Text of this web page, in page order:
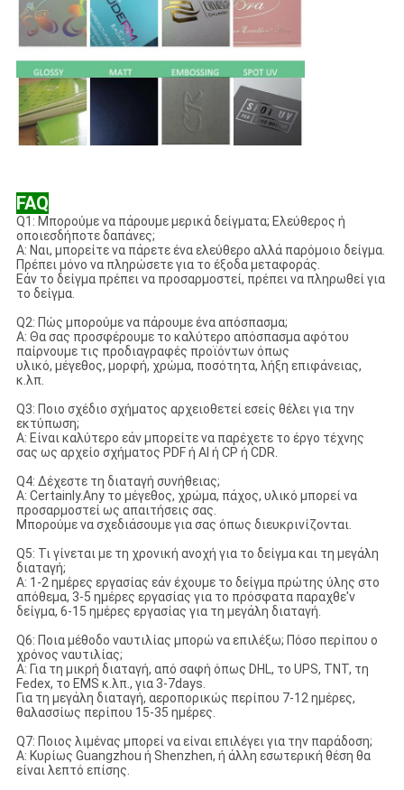
FAQ
Q1: Μπορούμε να πάρουμε μερικά δείγματα; Ελεύθερος ή
οποιεσδήποτε δαπάνες;
Α: Ναι, μπορείτε να πάρετε ένα ελεύθερο αλλά παρόμοιο δείγμα.
Πρέπει μόνο να πληρώσετε για το έξοδα μεταφοράς.
Εάν το δείγμα πρέπει να προσαρμοστεί, πρέπει να πληρωθεί για
το δείγμα.
Q2: Πώς μπορούμε να πάρουμε ένα απόσπασμα;
Α: Θα σας προσφέρουμε το καλύτερο απόσπασμα αφότου
παίρνουμε τις προδιαγραφές προϊόντων όπως
υλικό, μέγεθος, μορφή, χρώμα, ποσότητα, λήξη επιφάνειας,
κ.λπ.
Q3: Ποιο σχέδιο σχήματος αρχειοθετεί εσείς θέλει για την
εκτύπωση;
Α: Είναι καλύτερο εάν μπορείτε να παρέχετε το έργο τέχνης
σας ως αρχείο σχήματος PDF ή AI ή CP ή CDR.
Q4: Δέχεστε τη διαταγή συνήθειας;
Α: Certainly.Any το μέγεθος, χρώμα, πάχος, υλικό μπορεί να
προσαρμοστεί ως απαιτήσεις σας.
Μπορούμε να σχεδιάσουμε για σας όπως διευκρινίζονται.
Q5: Τι γίνεται με τη χρονική ανοχή για το δείγμα και τη μεγάλη
διαταγή;
Α: 1-2 ημέρες εργασίας εάν έχουμε το δείγμα πρώτης ύλης στο
απόθεμα, 3-5 ημέρες εργασίας για το πρόσφατα παραχθε'ν
δείγμα, 6-15 ημέρες εργασίας για τη μεγάλη διαταγή.
Q6: Ποια μέθοδο ναυτιλίας μπορώ να επιλέξω; Πόσο περίπου ο
χρόνος ναυτιλίας;
Α: Για τη μικρή διαταγή, από σαφή όπως DHL, το UPS, TNT, τη
Fedex, το EMS κ.λπ., για 3-7days.
Για τη μεγάλη διαταγή, αεροπορικώς περίπου 7-12 ημέρες,
θαλασσίως περίπου 15-35 ημέρες.
Q7: Ποιος λιμένας μπορεί να είναι επιλέγει για την παράδοση;
Α: Κυρίως Guangzhou ή Shenzhen, ή άλλη εσωτερική θέση θα
είναι λεπτό επίσης.